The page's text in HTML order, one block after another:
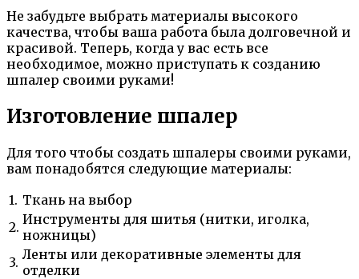
Не забудьте выбрать материалы высокого
качества, чтобы ваша работа была долговечной и
красивой. Теперь, когда у вас есть все
необходимое, можно приступать к созданию
шпалер своими руками!
Изготовление шпалер
Для того чтобы создать шпалеры своими руками,
вам понадобятся следующие материалы:
1. Ткань на выбор
2. Инструменты для шитья (нитки, иголка,
ножницы)
3. Ленты или декоративные элементы для
отделки